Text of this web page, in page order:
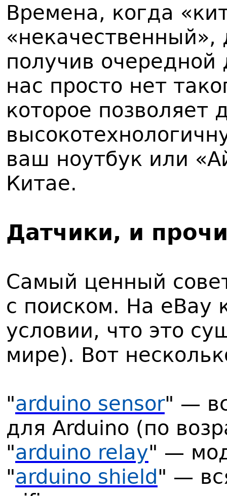
Времена, когда
получив
нас просто нет
которое позволяет
ваш ноутбук или
Китае.
Датчики, и
Самый ценный
с поиском. На eBay
условии, что это
мире). Вот
"arduino sensor" —
для Arduino (по
"arduino relay" —
"arduino shield" —